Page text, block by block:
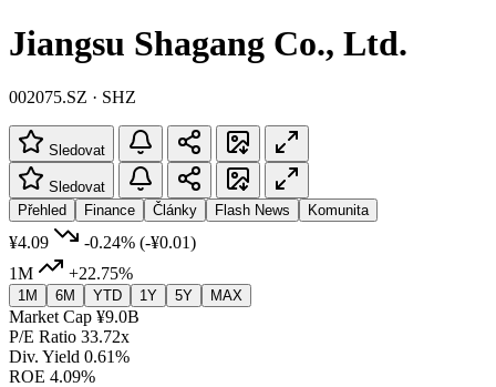
Jiangsu Shagang Co., Ltd.
002075.SZ · SHZ
Sledovat
Sledovat
Přehled
Finance Články Flash News Komunita
¥4.09 -0.24% (-¥0.01)
1M
+22.75%
1M 6M YTD 1Y 5Y MAX
Market Cap ¥9.0B
P/E Ratio 33.72x
Div. Yield 0.61%
ROE 4.09%